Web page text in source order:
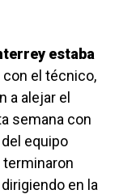
estaba
con el técnico,
a alejar el
semana con
equipo
en la